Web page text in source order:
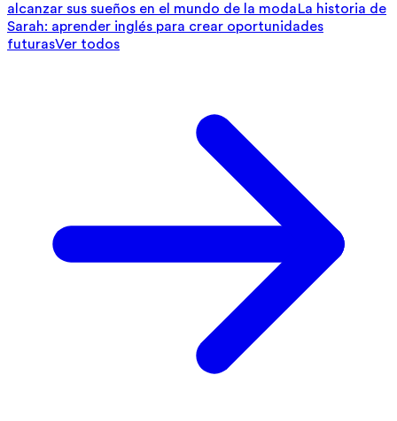
alcanzar sus sueños en el mundo de la modaLa historia de
Sarah: aprender inglés para crear oportunidades
futurasVer todos